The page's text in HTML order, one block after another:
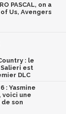
PASCAL, on a
Us, Avengers
: le
est
DLC
: Yasmine
voici une
son